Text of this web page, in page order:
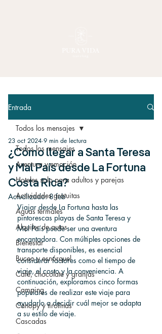
Entrada
Todos los mensajes
Aventura y emoción
Hoteles solo para adultos y parejas
Actividades gratuitas
Aguas termales
Alquiler de autos
Bienestar
Buceo y esnórquel
Café, chocolate y granjas
Camping
Canopy y tirolinas
Cascadas
Todos los mensajes
¿Cómo llegar a Santa Teresa
y Mal País desde La Fortuna
Costa Rica?
23 oct 2024 9 min de lectura
Actualizado:8 feb
Viajar desde La Fortuna hasta las
pintorescas playas de Santa Teresa y
Mal País puede ser una aventura
encantadora. Con múltiples opciones de
transporte disponibles, es esencial
considerar factores como el tiempo de
viaje, el costo y la conveniencia. A
continuación, exploramos cinco formas
populares de realizar este viaje para
ayudarlo a decidir cuál mejor se adapta
a su estilo de viaje.